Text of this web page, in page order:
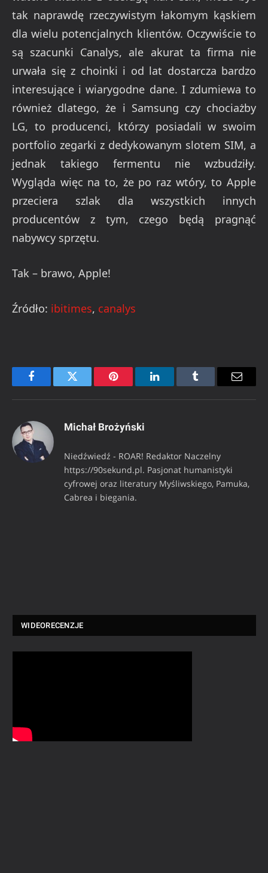
tak naprawdę rzeczywistym łakomym kąskiem
dla wielu potencjalnych klientów. Oczywiście to
są szacunki Canalys, ale akurat ta firma nie
urwała się z choinki i od lat dostarcza bardzo
interesujące i wiarygodne dane. I zdumiewa to
również dlatego, że i Samsung czy chociażby
LG, to producenci, którzy posiadali w swoim
portfolio zegarki z dedykowanym slotem SIM, a
jednak takiego fermentu nie wzbudziły.
Wygląda więc na to, że po raz wtóry, to Apple
przeciera szlak dla wszystkich innych
producentów z tym, czego będą pragnąć
nabywcy sprzętu.
Tak – brawo, Apple!
Źródło: ibitimes, canalys
FacebookTwitter Pinterest LinkedInTumblr Email
Michał Brożyński
Niedźwiedź - ROAR! Redaktor Naczelny
https://90sekund.pl. Pasjonat humanistyki
cyfrowej oraz literatury Myśliwskiego, Pamuka,
Cabrea i biegania.
WIDEORECENZJE